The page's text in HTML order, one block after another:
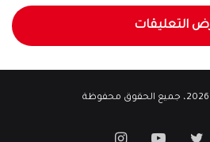
التعليقات
تويتر يوتيوبانستقرام